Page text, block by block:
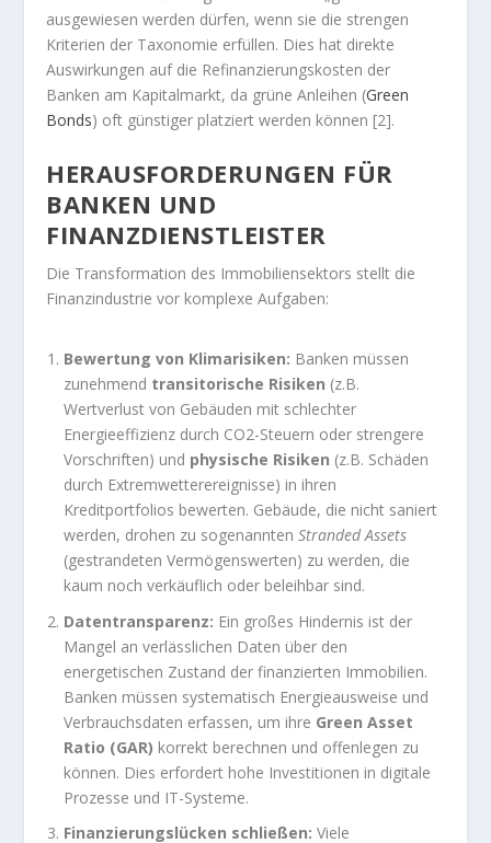
ausgewiesen werden dürfen, wenn sie die strengen
Kriterien der Taxonomie erfüllen. Dies hat direkte
Auswirkungen auf die Refinanzierungskosten der
Banken am Kapitalmarkt, da grüne Anleihen (Green
Bonds) oft günstiger platziert werden können [2].
HERAUSFORDERUNGEN FÜR
BANKEN UND
FINANZDIENSTLEISTER
Die Transformation des Immobiliensektors stellt die
Finanzindustrie vor komplexe Aufgaben:
Bewertung von Klimarisiken: Banken müssen
zunehmend transitorische Risiken (z.B.
Wertverlust von Gebäuden mit schlechter
Energieeffizienz durch CO2-Steuern oder strengere
Vorschriften) und physische Risiken (z.B. Schäden
durch Extremwetterereignisse) in ihren
Kreditportfolios bewerten. Gebäude, die nicht saniert
werden, drohen zu sogenanntenStranded Assets
(gestrandeten Vermögenswerten) zu werden, die
kaum noch verkäuflich oder beleihbar sind.
Datentransparenz: Ein großes Hindernis ist der
Mangel an verlässlichen Daten über den
energetischen Zustand der finanzierten Immobilien.
Banken müssen systematisch Energieausweise und
Verbrauchsdaten erfassen, um ihre Green Asset
Ratio (GAR) korrekt berechnen und offenlegen zu
können. Dies erfordert hohe Investitionen in digitale
Prozesse und IT-Systeme.
Finanzierungslücken schließen: Viele